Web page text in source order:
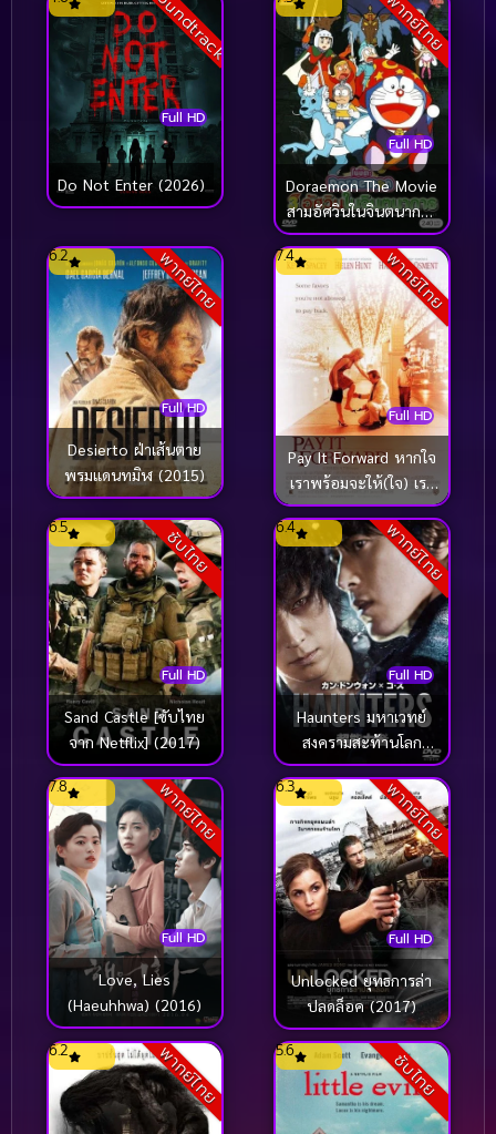
Soundtrack
Full HD
Do Not Enter (2026)
พากย์ไทย
Full HD
Doraemon The Movie
สามอัศวินในจินตนาการ
(1994)
พากย์ไทย
Full HD
6.2
Desierto ฝ่าเส้นตาย
พรมแดนทมิฬ (2015)
พากย์ไทย
Full HD
7.4
Pay It Forward หากใจ
เราพร้อมจะให้(ใจ) เรา
จะได้มากกว่าหนึ่ง
(2000)
ซับไทย
Full HD
6.5
Sand Castle [ซับไทย
จาก Netflix] (2017)
พากย์ไทย
Full HD
6.4
Haunters มหาเวทย์
สงครามสะท้านโลก
(2010)
พากย์ไทย
Full HD
7.8
Love, Lies
(Haeuhhwa) (2016)
พากย์ไทย
Full HD
6.3
Unlocked ยุทธการล่า
ปลดล็อค (2017)
พากย์ไทย
6.2 ซับไทย
5.6